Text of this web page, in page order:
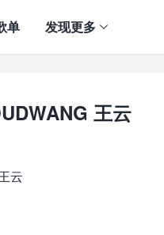
单 发现更多
王云
云